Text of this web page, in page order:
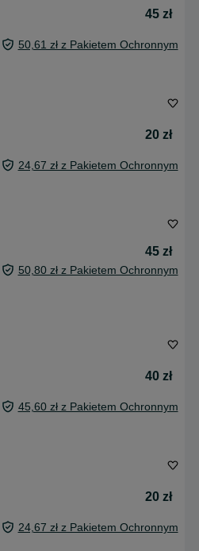
45 zł
50,61 zł z Pakietem Ochronnym
20 zł
24,67 zł z Pakietem Ochronnym
45 zł
50,80 zł z Pakietem Ochronnym
40 zł
45,60 zł z Pakietem Ochronnym
20 zł
24,67 zł z Pakietem Ochronnym